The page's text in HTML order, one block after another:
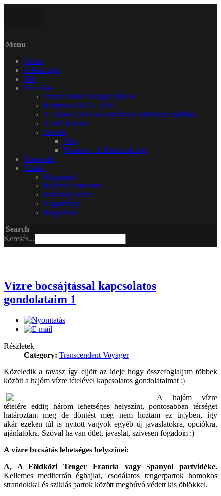
Menu
Home
A lélek útja
360
Krónikák
Transcendent Voyager építése
Hollandia 2019 - 2020
A Latorca (B31 -es vitorlás) telelőhelyre szállítása
A Szír Kaland
Videók
Vlog
Warriors - A Harcosok útja
Kapcsolat
Extrák
Magamról
Hajózási ismeretek
Kistérkép nézet
Nagytérkép
Blog nézet
Search
Keresés...
Vízre bocsájtással kapcsolatos
gondolataim 1
Részletek
Category: Transcendent Voyager
Közeledik a tavasz így eljött az ideje hogy összefoglaljam többek
között a hajóm vízre tételével kapcsolatos gondolataimat :)
A hajóm vízre
tételére eddig három lehetséges helyszínt, pontosabban térséget
határoztam meg de döntést még nem hoztam ez ügyben, így
akár ezeken túl is nyitott vagyok egyéb új javaslatokra, opciókra,
ajánlatokra. Szóval ha van ötlet, javaslat, szívesen fogadom :)
A vízre bocsátás lehetséges helyszínei:
A, A Földközi Tenger Francia vagy Spanyol partvidéke.
Kellemes mediterrán éghajlat, csodálatos tengerpartok homokos
strandokkal és sziklás partok között megbúvó védett kis öblökkel.